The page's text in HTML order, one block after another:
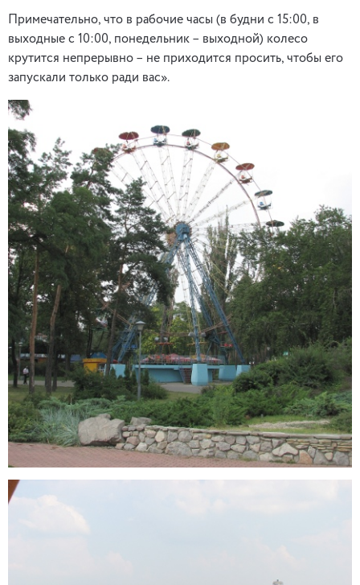
Примечательно, что в рабочие часы (в будни с 15:00, в
выходные с 10:00, понедельник – выходной) колесо
крутится непрерывно – не приходится просить, чтобы его
запускали только ради вас».